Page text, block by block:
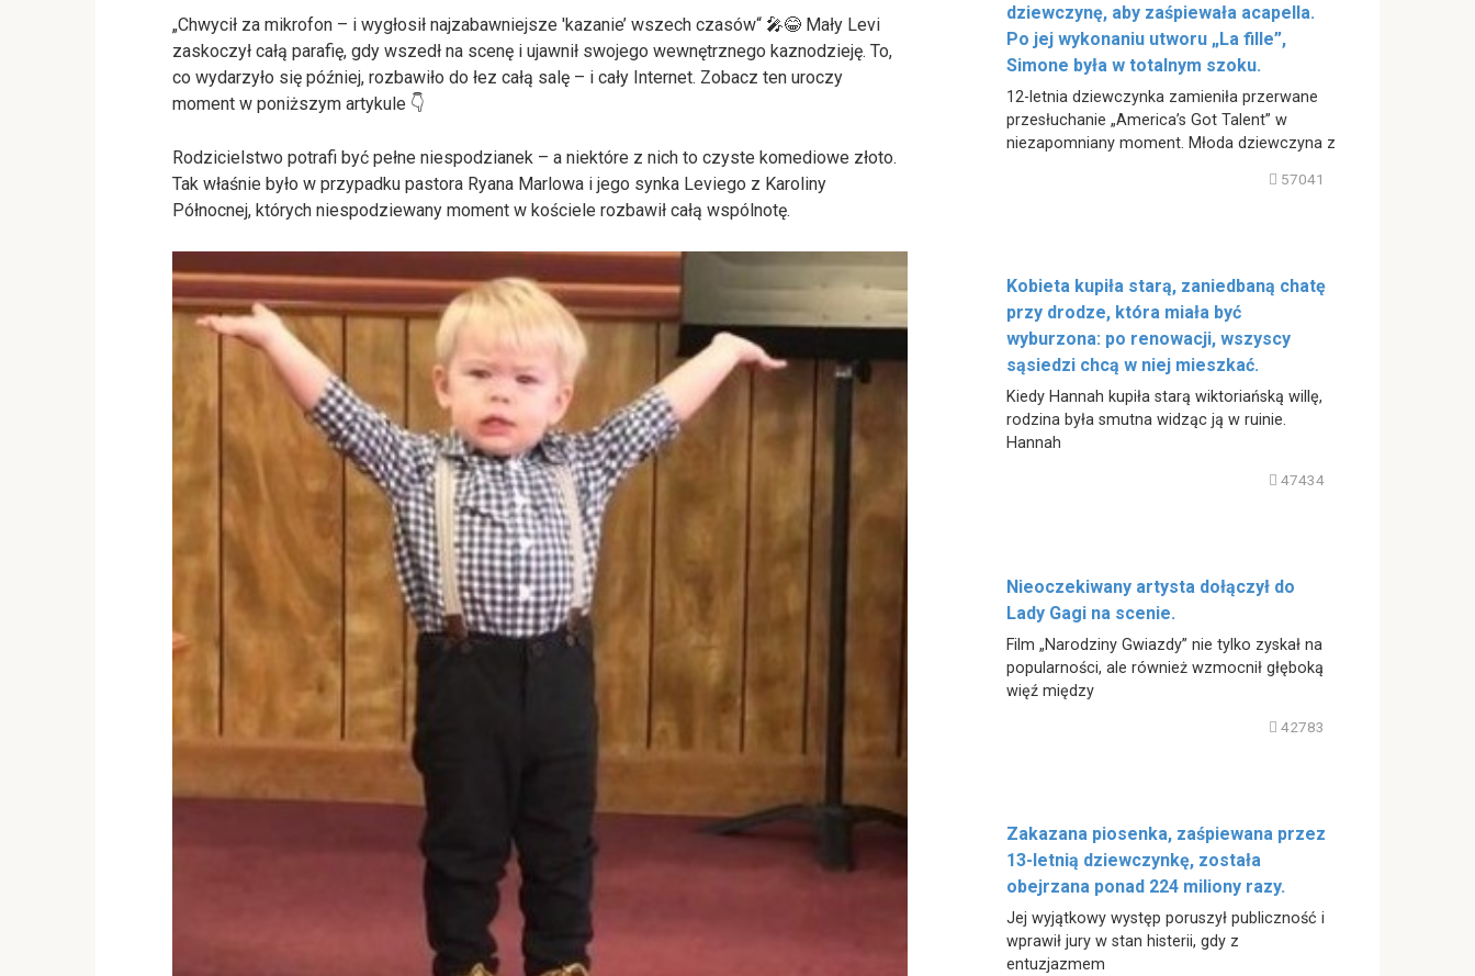
„Chwycił za mikrofon – i wygłosił najzabawniejsze 'kazanie’ wszech czasów“ 🎤😂 Mały Levi
zaskoczył całą parafię, gdy wszedł na scenę i ujawnił swojego wewnętrznego kaznodzieję. To,
co wydarzyło się później, rozbawiło do łez całą salę – i cały Internet. Zobacz ten uroczy
moment w poniższym artykule 👇
Rodzicielstwo potrafi być pełne niespodzianek – a niektóre z nich to czyste komediowe złoto.
Tak właśnie było w przypadku pastora Ryana Marlowa i jego synka Leviego z Karoliny
Północnej, których niespodziewany moment w kościele rozbawił całą wspólnotę.
dziewczynę, aby zaśpiewała acapella.
Po jej wykonaniu utworu „La fille”,
Simone była w totalnym szoku.
12-letnia dziewczynka zamieniła przerwane
przesłuchanie „America’s Got Talent” w
niezapomniany moment. Młoda dziewczyna z
57041
Kobieta kupiła starą, zaniedbaną chatę
przy drodze, która miała być
wyburzona: po renowacji, wszyscy
sąsiedzi chcą w niej mieszkać.
Kiedy Hannah kupiła starą wiktoriańską willę,
rodzina była smutna widząc ją w ruinie.
Hannah
47434
Nieoczekiwany artysta dołączył do
Lady Gagi na scenie.
Film „Narodziny Gwiazdy” nie tylko zyskał na
popularności, ale również wzmocnił głęboką
więź między
42783
Zakazana piosenka, zaśpiewana przez
13-letnią dziewczynkę, została
obejrzana ponad 224 miliony razy.
Jej wyjątkowy występ poruszył publiczność i
wprawił jury w stan histerii, gdy z
entuzjazmem